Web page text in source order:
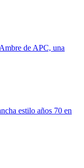
de APC, una
estilo años 70 en